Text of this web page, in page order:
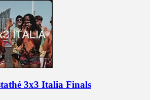
3x3 Italia Finals